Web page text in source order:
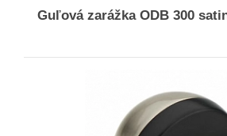
Guľová zarážka ODB 300